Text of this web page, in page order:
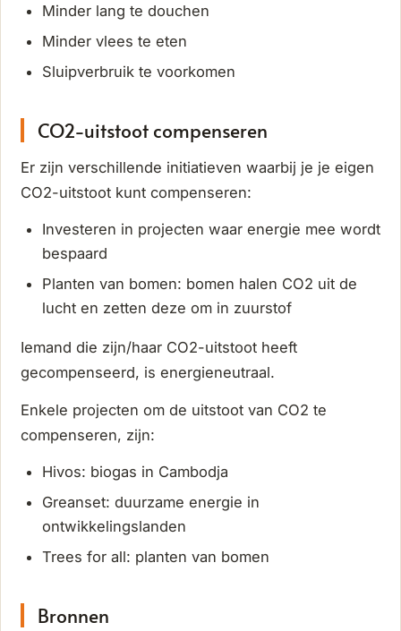
Minder lang te douchen
Minder vlees te eten
Sluipverbruik te voorkomen
CO2-uitstoot compenseren
Er zijn verschillende initiatieven waarbij je je eigen
CO2-uitstoot kunt compenseren:
Investeren in projecten waar energie mee wordt
bespaard
Planten van bomen: bomen halen CO2 uit de
lucht en zetten deze om in zuurstof
Iemand die zijn/haar CO2-uitstoot heeft
gecompenseerd, is energieneutraal.
Enkele projecten om de uitstoot van CO2 te
compenseren, zijn:
Hivos: biogas in Cambodja
Greanset: duurzame energie in
ontwikkelingslanden
Trees for all: planten van bomen
Bronnen